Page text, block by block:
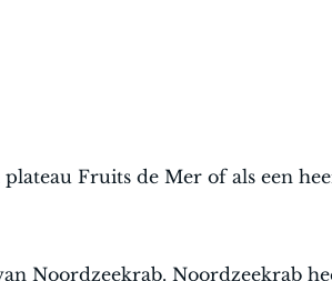
Fruits de Mer of als een
Noordzeekrab. Noordzeekrab